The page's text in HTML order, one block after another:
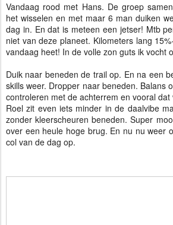
Vandaag rood met Hans. De groep
het wisselen en met maar 6 man duiken
dag in. En dat is meteen een jetser! Mtb
niet van deze planeet. Kilometers lang
vandaag heet! In de volle zon guts ik vocht
Duik naar beneden de trail op. En na een
skills weer. Dropper naar beneden. Balans
controleren met de achterrem en vooral dat
Roel zit even iets minder in de daalvibe
zonder kleerscheuren beneden. Super
over een heule hoge brug. En nu nu weer
col van de dag op.